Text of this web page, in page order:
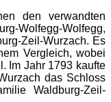
den verwandten
Wolfegg-Wolfegg,
Zeil-Wurzach. Es
Vergleich, wobei
Im Jahr 1793 kaufte
das Schloss
Waldburg-Zeil-